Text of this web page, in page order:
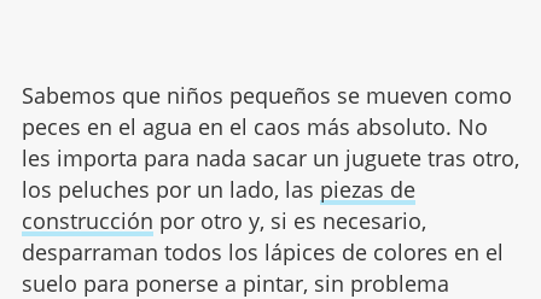
Sabemos que niños pequeños se mueven como
peces en el agua en el caos más absoluto. No
les importa para nada sacar un juguete tras otro,
los peluches por un lado, las piezas de
construcción por otro y, si es necesario,
desparraman todos los lápices de colores en el
suelo para ponerse a pintar, sin problema